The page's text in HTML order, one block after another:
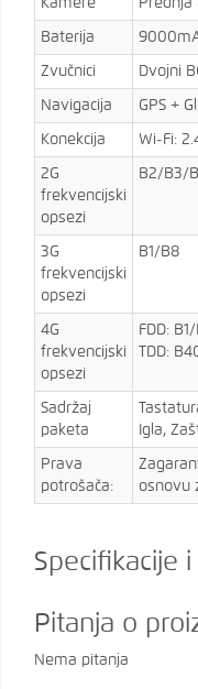
Baterija
Zvučnici Dvojni
Navigacija GPS +
Konekcija Wi-Fi:
2G
frekvencijski
opsezi
B2/B3/
3G
frekvencijski
opsezi
B1/B8
4G
frekvencijski
opsezi
FDD:
TDD:
Sadržaj
paketa
Igla,
Prava
potrošača:
osnovu
Specifikacije
Pitanja o
Nema pitanja